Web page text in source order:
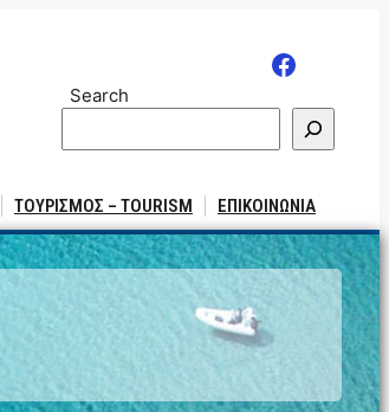
Search
ΤΟΥΡΙΣΜΟΣ – TOURISM ΕΠΙΚΟΙΝΩΝΙΑ